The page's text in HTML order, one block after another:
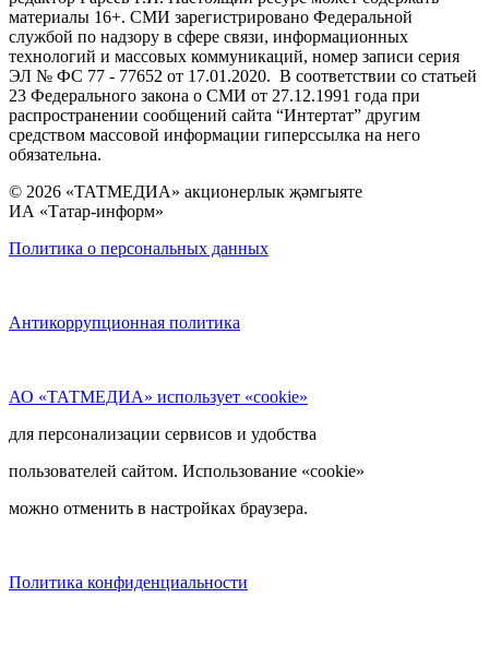
материалы 16+. СМИ зарегистрировано Федеральной
службой по надзору в сфере связи, информационных
технологий и массовых коммуникаций, номер записи серия
ЭЛ № ФС 77 - 77652 от 17.01.2020. В соответствии со статьей
23 Федерального закона о СМИ от 27.12.1991 года при
распространении сообщений сайта “Интертат” другим
средством массовой информации гиперссылка на него
обязательна.
© 2026 «ТАТМЕДИА» акционерлык җәмгыяте
ИА «Татар-информ»
Политика о персональных данных
Антикоррупционная политика
АО «ТАТМЕДИА» использует «cookie»
для персонализации сервисов и удобства
пользователей сайтом. Использование «cookie»
можно отменить в настройках браузера.
Политика конфиденциальности